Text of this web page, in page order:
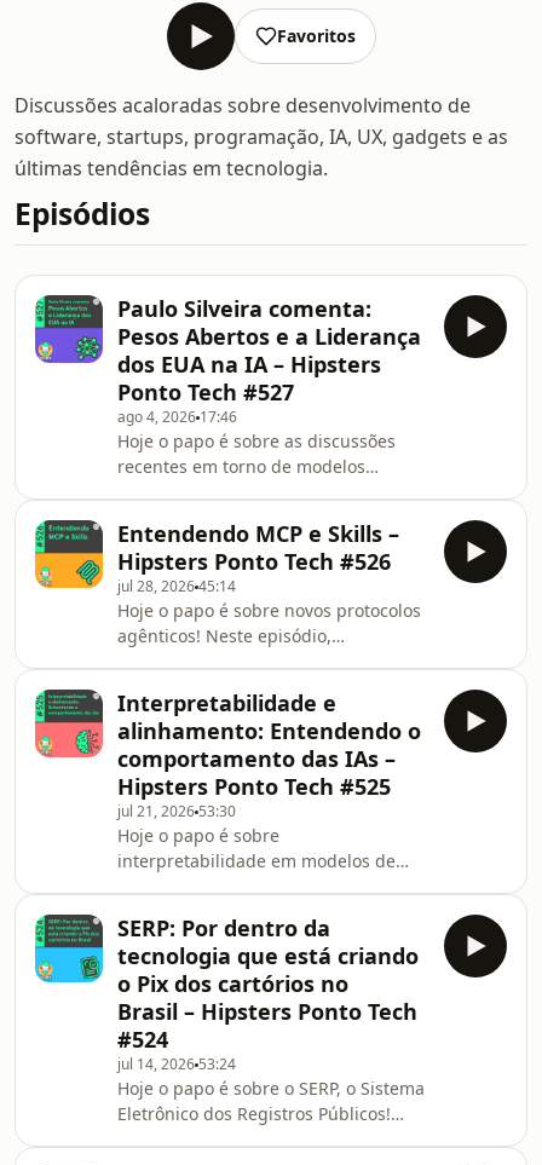
Favoritos
Discussões acaloradas sobre desenvolvimento de
software, startups, programação, IA, UX, gadgets e as
últimas tendências em tecnologia.
Episódios
Paulo Silveira comenta:
Pesos Abertos e a Liderança
dos EUA na IA – Hipsters
Ponto Tech #527
ago 4, 2026 17:46
Hoje o papo é sobre as discussões
recentes em torno de modelos
&#8220;Pesos Abertos e a Liderança
dos EUA na IA&#8221;, assinado por
dezenas de empresas frente à
polêmica envolvendo alegações de
modelos chineses destilando modelos
norte-americanos, e o papel cada vez
mais importante de modelos abertos
no ecossistema mundial da IA. &#
Entendendo MCP e Skills –
Hipsters Ponto Tech #526
jul 28, 202645:14
Hoje o papo é sobre novos protocolos
agênticos! Neste episódio,
padronizar a integração entre
agentes e ferramentas, além das
diferenças e complementaridades
entre MCPs, skills e APIs tradicionais.
Vem ver quem participou desse papo:
Paulo Silveira, o host que ainda acha
automação uma bagunça Vinny
Neves, cohost, dev e professor na
Alura
Interpretabilidade e
alinhamento: Entendendo o
comportamento das IAs –
Hipsters Ponto Tech #525
jul 21, 2026 53:30
Hoje o papo é sobre
interpretabilidade em modelos de
recentes, em especial da Anthropic,
vêm buscando entender o que
acontece por baixo do capô dos
grandes modelos de linguagem, além
de como eles chegam a determinadas
respostas. De alinhamento a
alucinações, passando por reasoning,
emoções, J-Space, comportamentos
emergentes
SERP: Por dentro da
tecnologia que está criando
o Pix dos cartórios no
Brasil – Hipsters Ponto Tech
#524
jul 14, 2026 53:24
Hoje o papo é sobre o SERP, o Sistema
Eletrônico dos Registros Públicos!